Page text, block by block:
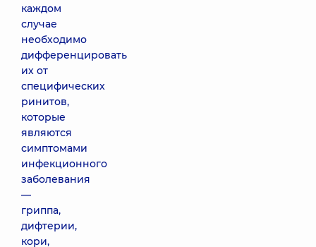
каждом
случае
необходимо
дифференцировать
их от
специфических
ринитов,
которые
являются
симптомами
инфекционного
заболевания
—
гриппа,
дифтерии,
кори,